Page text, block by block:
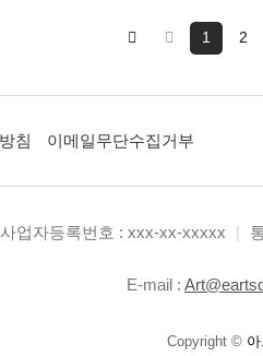
1 2
침 이메일무단수집거부
사업자등록번호 : xxx-xx-xxxxx |
E-mail :
Copyright ©